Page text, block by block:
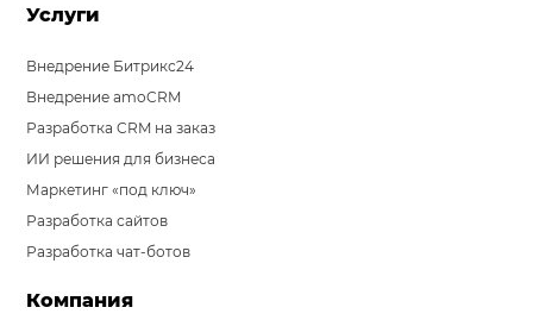
Услуги
Внедрение Битрикс24
Внедрение amoCRM
Разработка CRM на заказ
ИИ решения для бизнеса
Маркетинг «под ключ»
Разработка сайтов
Разработка чат-ботов
Компания